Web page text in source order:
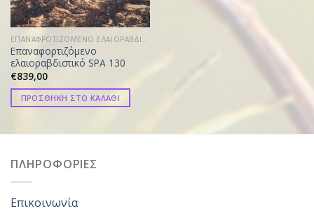
Επαναφορτιζόμενο
ελαιοραβδιστικό SPA 130
€839,00
ΠΡΟΣΘΗΚΗ ΣΤΟ ΚΑΛΑΘΙ
ΠΛΗΡΟΦΟΡΙΕΣ
Επικοινωνία